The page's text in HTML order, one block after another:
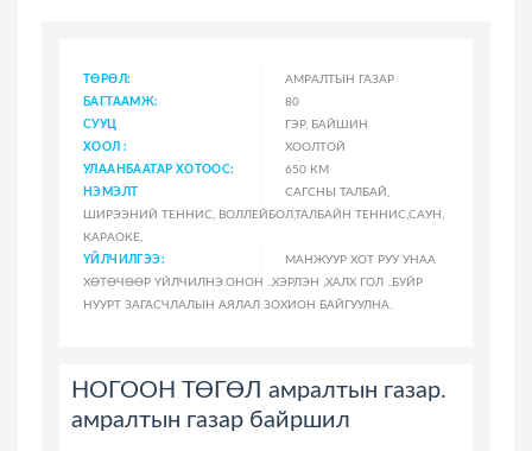
ТӨРӨЛ:
АМРАЛТЫН ГАЗАР
БАГТААМЖ:
80
СУУЦ
ГЭР, БАЙШИН
ХООЛ :
ХООЛТОЙ
УЛААНБААТАР ХОТООС:
650 КМ
НЭМЭЛТ
САГСНЫ ТАЛБАЙ,
ШИРЭЭНИЙ ТЕННИС, ВОЛЛЕЙБОЛ,ТАЛБАЙН ТЕННИС,САУН,
КАРАОКЕ,
ҮЙЛЧИЛГЭЭ:
МАНЖУУР ХОТ РУУ УНАА
ХӨТӨЧӨӨР ҮЙЛЧИЛНЭ.ОНОН ..ХЭРЛЭН ,ХАЛХ ГОЛ ..БУЙР
НУУРТ ЗАГАСЧЛАЛЫН АЯЛАЛ ЗОХИОН БАЙГУУЛНА.
НОГООН ТӨГӨЛ амралтын газар.
амралтын газар байршил